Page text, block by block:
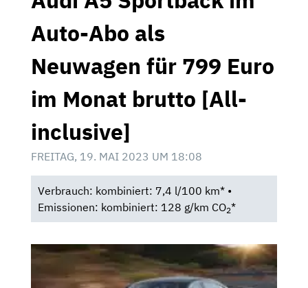
Auto-Abo als
Neuwagen für 799 Euro
im Monat brutto [All-
inclusive]
FREITAG, 19. MAI 2023 UM 18:08
Verbrauch: kombiniert: 7,4 l/100 km* •
Emissionen: kombiniert: 128 g/km CO2*